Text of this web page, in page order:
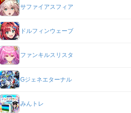
サファイアスフィア
ドルフィンウェーブ
ファンキルスリスタ
Gジェネエターナル
みんトレ